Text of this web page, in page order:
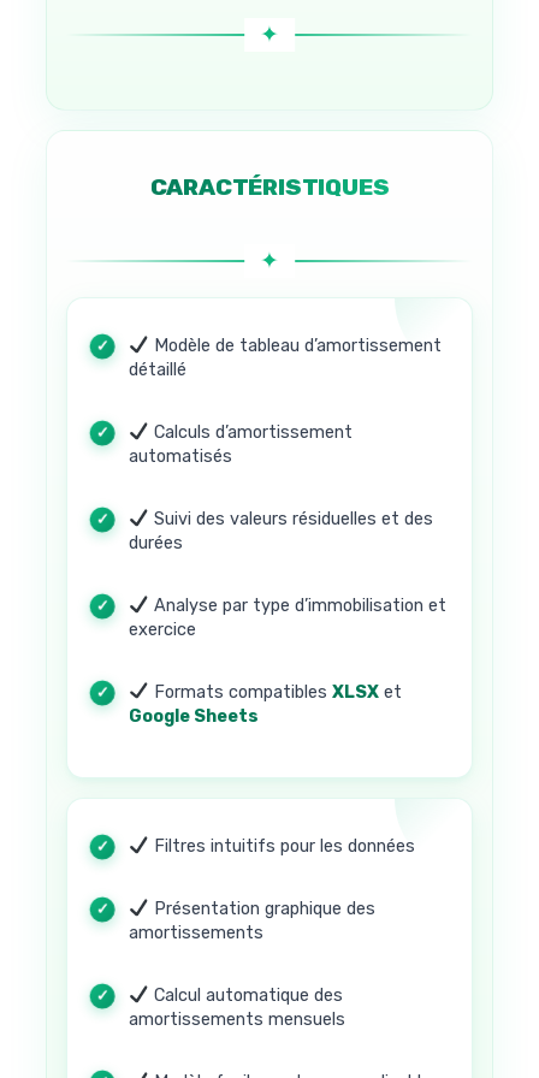
CARACTÉRISTIQUES
Modèle de tableau d’amortissement
détaillé
Calculs d’amortissement
automatisés
Suivi des valeurs résiduelles et des
durées
Analyse par type d’immobilisation et
exercice
Formats compatibles XLSXet
Google Sheets
Filtres intuitifs pour les données
Présentation graphique des
amortissements
Calcul automatique des
amortissements mensuels